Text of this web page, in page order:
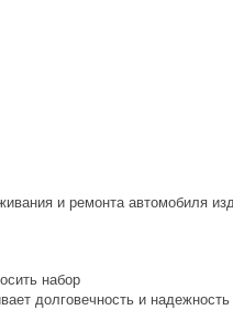
и ремонта автомобиля
набор
долговечность и